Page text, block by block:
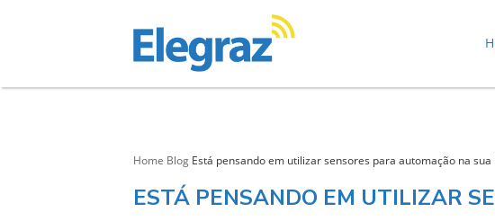
Home Blog Está pensando em utilizar sensores para automação na sua
ESTÁ PENSANDO EM UTILIZAR